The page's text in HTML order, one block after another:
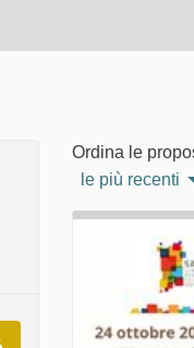
Ordina le
le più recenti